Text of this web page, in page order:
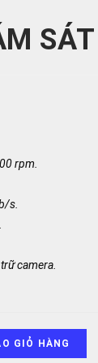
₫.
rpm.
s.
camera.
GIỎ HÀNG